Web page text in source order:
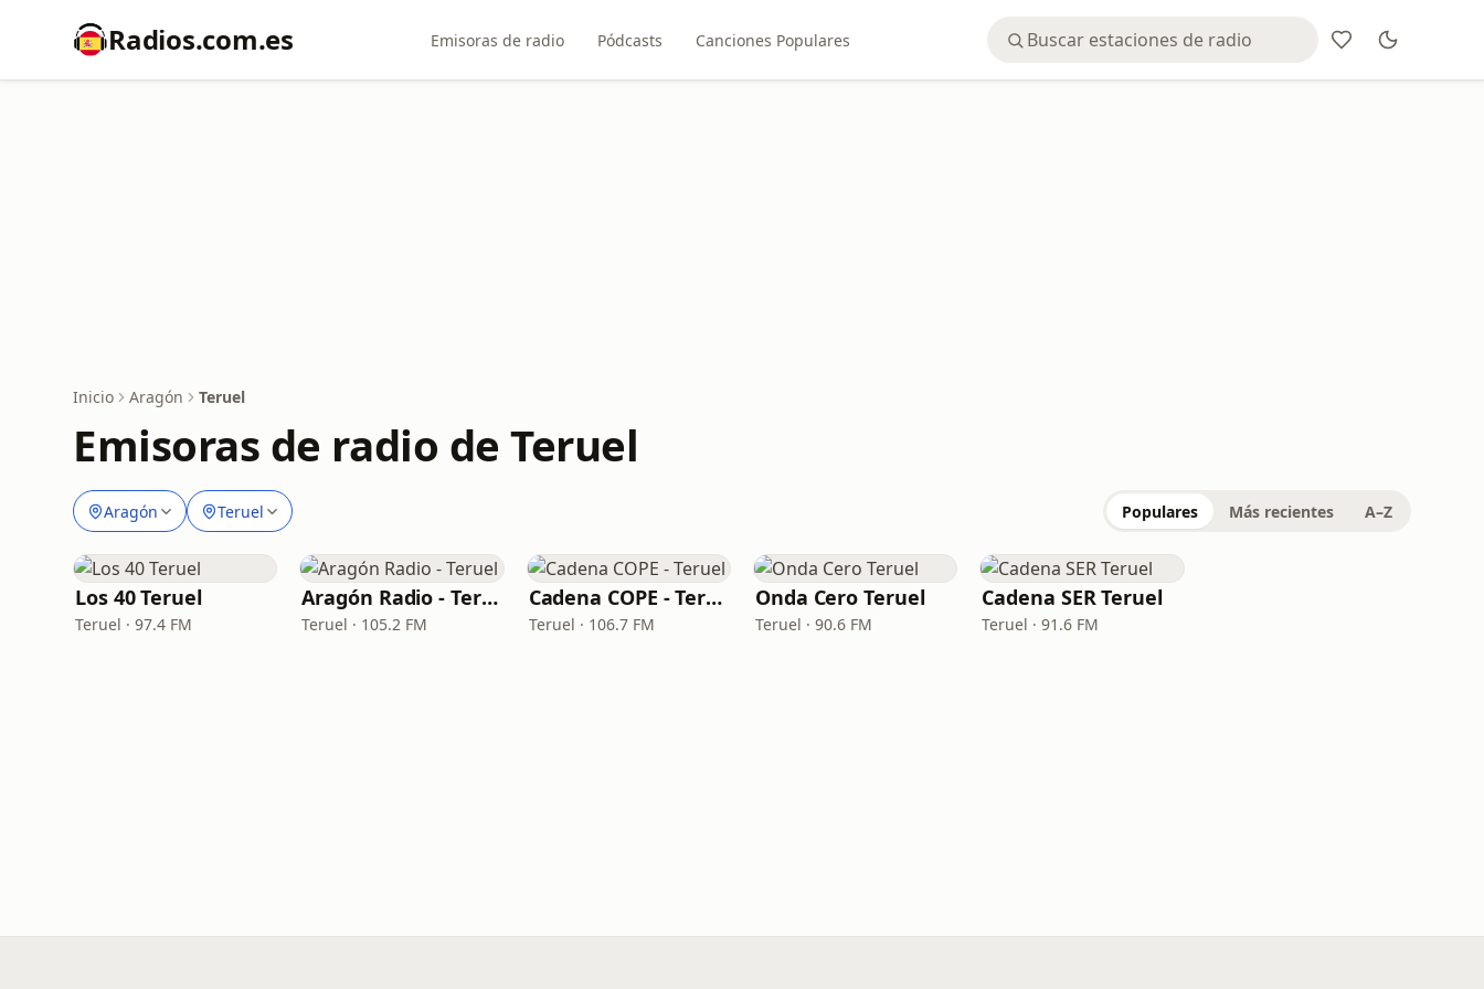
Radios.com.es Emisoras de radio Pódcasts Canciones Populares
Inicio Aragón Teruel
Emisoras de radio de Teruel
Aragón Teruel Populares Más recientes A–Z
Los 40 Teruel
Teruel · 97.4 FM
Aragón Radio - Teruel
Teruel · 105.2 FM
Cadena COPE - Teruel
Teruel · 106.7 FM
Onda Cero Teruel
Teruel · 90.6 FM
Cadena SER Teruel
Teruel · 91.6 FM